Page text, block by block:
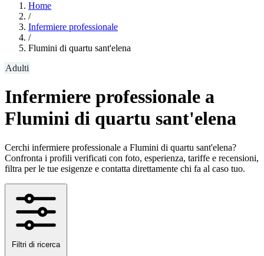
Home
/
Infermiere professionale
/
Flumini di quartu sant'elena
Adulti
Infermiere professionale a
Flumini di quartu sant'elena
Cerchi infermiere professionale a Flumini di quartu sant'elena?
Confronta i profili verificati con foto, esperienza, tariffe e recensioni,
filtra per le tue esigenze e contatta direttamente chi fa al caso tuo.
Filtri di ricerca